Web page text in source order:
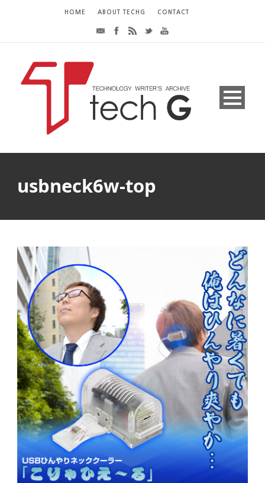
HOME ABOUT TECHG CONTACT
usbneck6w-top